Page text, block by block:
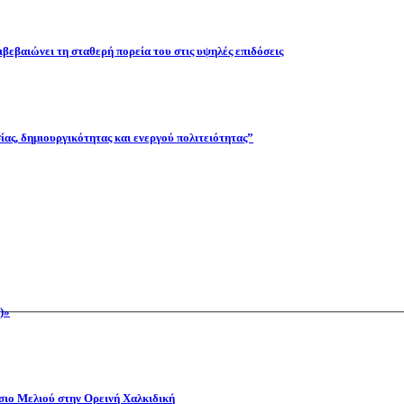
τη σταθερή πορεία του στις υψηλές επιδόσεις
και ενεργού πολιτειότητας”
Μελιού στην Ορεινή Χαλκιδική